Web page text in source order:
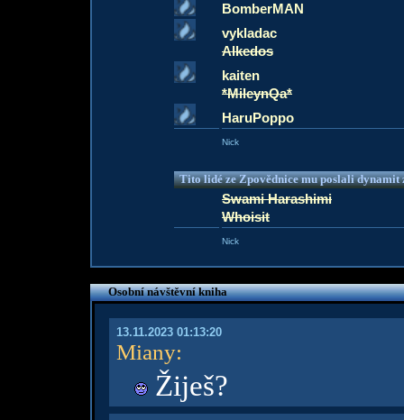
BomberMAN
vykladac
Alkedos
kaiten
*MileynQa*
HaruPoppo
Nick
Tito lidé ze Zpovědnice mu poslali dynamit
Swami Harashimi
Whoisit
Nick
Osobní návštěvní kniha
13.11.2023 01:13:20
Miany:
Žiješ?